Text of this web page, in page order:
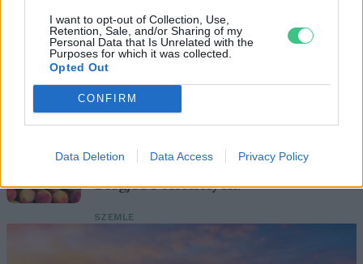
I want to opt-out of Collection, Use,
Retention, Sale, and/or Sharing of my
Personal Data that Is Unrelated with the
Purposes for which it was collected.
Opted Out
CONFIRM
Data Deletion Data Access Privacy Policy
Születésnapi programokkal várja a
hétvégén a közönséget a 160 éves
Fővárosi Állatkert
ÉLŐ BOLYGÓNK
Szedd magad őszibarack: itt vannak
a legjobb lelőhelyek!
SZEMLE